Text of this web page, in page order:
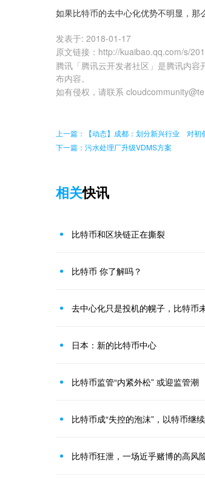
如果比特币的去中心化优势不明显，那
发表于: 2018-01-17
原文链接 ： http://kuaibao.qq.com/s/
腾讯「腾讯云开发者社区」是腾讯内
布内容。
如有侵权，请联系
上一篇：【动态】成都：划分新兴行业 对初
下一篇：污水处理厂升级VDMS方案
相关快讯
比特币和区块链正在撕裂
比特币 你了解吗？
去中心化只是投机的幌子，比特币
日本：新的比特币中心
比特币监管“内紧外松” 或迎监管潮
比特币成“失控的泡沫”，以特币继
比特币狂泄，一场近乎赌博的高风